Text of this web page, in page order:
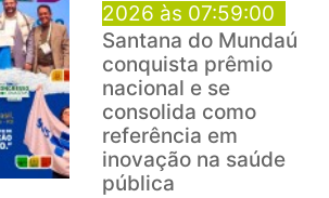
2026 às 07:59:00
Santana do Mundaú
conquista prêmio
nacional e se
consolida como
referência em
inovação na saúde
pública